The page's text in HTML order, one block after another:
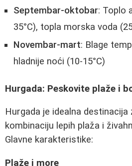
Septembar-oktobar: Toplo
35°C), topla morska voda
Novembar-mart: Blage
hladnije noći (10-15°C)
Hurgada: Peskovite plaže i
Hurgada je idealna destinacija
kombinaciju lepih plaža i
Glavne karakteristike:
Plaže i more